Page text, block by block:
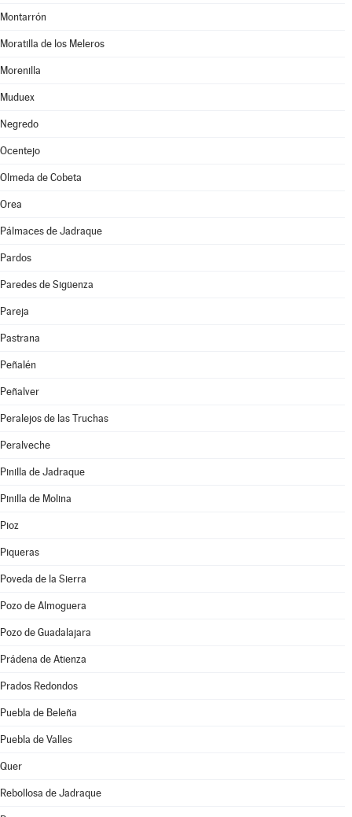
Montarrón
Moratilla de los Meleros
Morenilla
Muduex
Negredo
Ocentejo
Olmeda de Cobeta
Orea
Pálmaces de Jadraque
Pardos
Paredes de Sigüenza
Pareja
Pastrana
Peñalén
Peñalver
Peralejos de las Truchas
Peralveche
Pinilla de Jadraque
Pinilla de Molina
Pioz
Piqueras
Poveda de la Sierra
Pozo de Almoguera
Pozo de Guadalajara
Prádena de Atienza
Prados Redondos
Puebla de Beleña
Puebla de Valles
Quer
Rebollosa de Jadraque